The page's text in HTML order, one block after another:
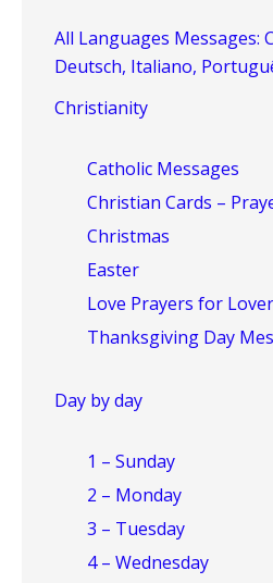
All Languages Messages:
Deutsch, Italiano,
Christianity
Catholic Messages
Christian Cards –
Christmas
Easter
Love Prayers for
Thanksgiving Day
Day by day
1 – Sunday
2 – Monday
3 – Tuesday
4 – Wednesday